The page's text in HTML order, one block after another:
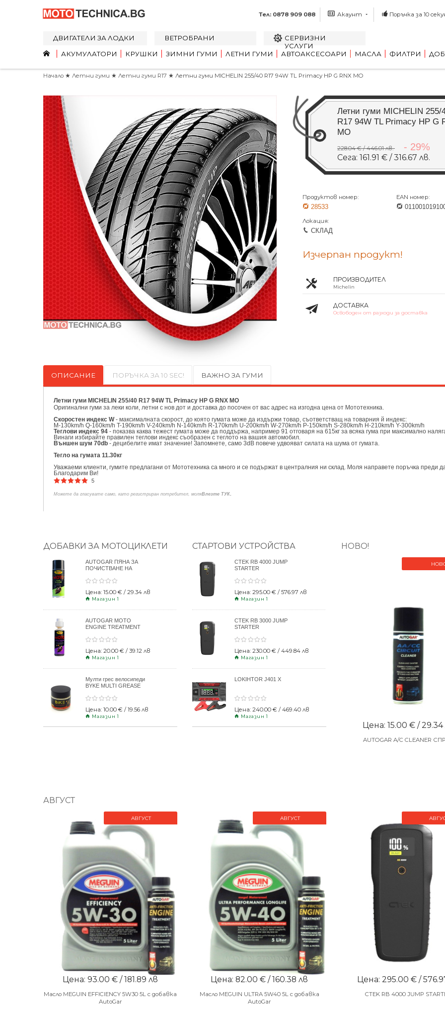
Тел: 0878 909 088 Акаунт Поръчка за 10
ДВИГАТЕЛИ ЗА ЛОДКИ ВЕТРОБРАНИ
СЕРВИЗНИ
УСЛУГИ
АКУМУЛАТОРИ
КРУШКИ ЗИМНИ ГУМИ ЛЕТНИ ГУМИ АВТОАКСЕСОАРИ МАСЛА ФИЛТРИ
Начало ★ Летни гуми ★ Летни гуми R17 ★ Летни гуми MICHELIN 255/40 R17 94W TL Primacy HP G RNX MO
Летни гуми MICHELIN 255/
R17 94W TL Primacy HP G
MO
228.04 € / 446.01 лв. - 29%
Сега: 161.91 € / 316.67 лв.
Продуктов номер:
28533
EAN номер:
Локация:
СКЛАД
Изчерпан продукт!
ПРОИЗВОДИТЕЛ
Michelin
ДОСТАВКА
Освободен от разходи за доставка
ОПИСАНИЕ ПОРЪЧКА ЗА 10 SEC! ВАЖНО ЗА ГУМИ
Летни гуми MICHELIN 255/40 R17 94W TL Primacy HP G RNX MO
Оригинални гуми за леки коли, летни с нов дот и доставка до посочен от вас адрес на изгодна цена от Мототехника.
Скоростен индекс W- максималната скорост, до която гумата може да издържи товар, съответстващ на товарния й индекс:
M-130km/h Q-160km/h T-190km/h V-240km/h N-140km/h R-170km/h U-200km/h W-270km/h P-150km/h S-280km/h H-210km/h Y-300km/h
Теглови индекс 94 - показва каква тежест гумата може да поддържа, например 91 отговаря на 615кг за всяка гума при максимално
Винаги избирайте правилен теглови индекс съобразен с теглото на вашия автомобил.
Външен шум 70db - децибелите имат значение! Запомнете, само 3dB повече удвояват силата на шума от гумата.
Тегло на гумата 11.30кг
Уважаеми клиенти, гумите предлагани от Мототехника са много и се подържат в централния ни склад. Моля направете поръчка преди
Благодарим Ви!
5
Можете да гласувате само, като регистриран потребител, моляВлезте ТУК
ДОБАВКИ ЗА МОТОЦИКЛЕТИ
AUTOGAR ПЯНА ЗА
ПОЧИСТВАНЕ НА
Цена: 15.00 € / 29.34 лв
Магазин 1
AUTOGAR MOTO
ENGINE TREATMENT
Цена: 20.00 € / 39.12 лв
Магазин 1
Мулти грес велосипеди
BYKE MULTI GREASE
Цена: 10.00 € / 19.56 лв
Магазин 1
СТАРТОВИ УСТРОЙСТВА
CTEK RB 4000 JUMP
STARTER
Цена: 295.00 € / 576.97 лв
Магазин 1
CTEK RB 3000 JUMP
STARTER
Цена: 230.00 € / 449.84 лв
Магазин 1
LOKIHTOR J401 X
Цена: 240.00 € / 469.40 лв
Магазин 1
НОВО!
Цена: 15.00 € / 29.34
AUTOGAR A/C CLEANER
АВГУСТ
АВГУСТ
Цена: 93.00 € / 181.89 лв
Масло MEGUIN EFFICIENCY 5W30 5L с добавка
AutoGar
АВГУСТ
Цена: 82.00 € / 160.38 лв
Масло MEGUIN ULTRA 5W40 5L с добавка
AutoGar
Цена: 295.00 € /
CTEK RB 4000 JUMP